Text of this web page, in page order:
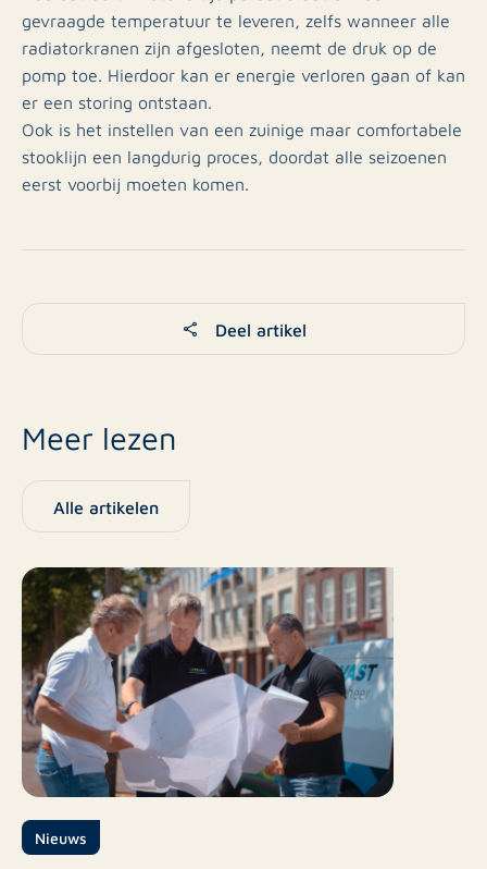
gevraagde temperatuur te leveren, zelfs wanneer alle
radiatorkranen zijn afgesloten, neemt de druk op de
pomp toe. Hierdoor kan er energie verloren gaan of kan
er een storing ontstaan.
Ook is het instellen van een zuinige maar comfortabele
stooklijn een langdurig proces, doordat alle seizoenen
eerst voorbij moeten komen.
Deel artikel
Meer lezen
Alle artikelen
Nieuws